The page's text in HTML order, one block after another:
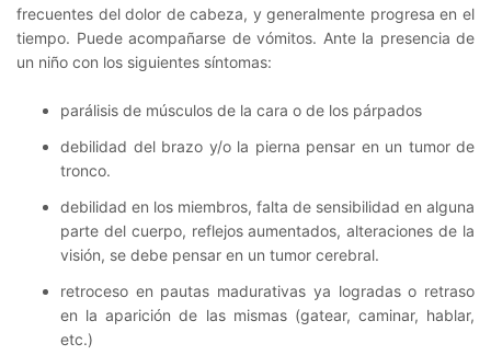
frecuentes del dolor de cabeza, y generalmente progresa en el
tiempo. Puede acompañarse de vómitos. Ante la presencia de
un niño con los siguientes síntomas:
parálisis de músculos de la cara o de los párpados
debilidad del brazo y/o la pierna pensar en un tumor de
tronco.
debilidad en los miembros, falta de sensibilidad en alguna
parte del cuerpo, reflejos aumentados, alteraciones de la
visión, se debe pensar en un tumor cerebral.
retroceso en pautas madurativas ya logradas o retraso
en la aparición de las mismas (gatear, caminar, hablar,
etc.)